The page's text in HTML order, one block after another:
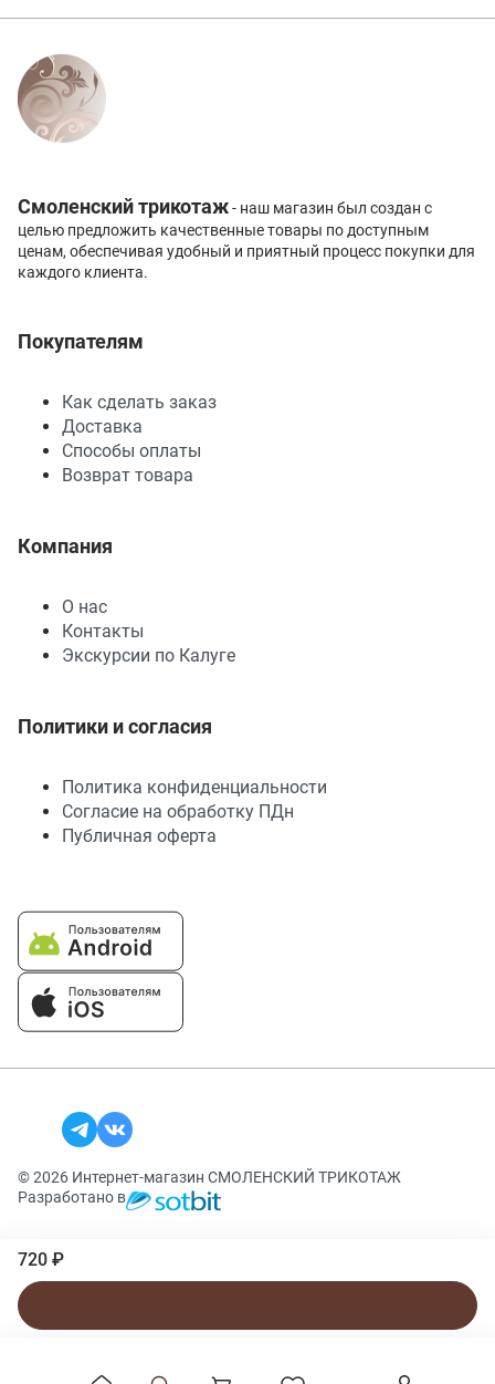
720 ₽
Смоленский трикотаж- наш магазин был создан с
целью предложить качественные товары по доступным
ценам, обеспечивая удобный и приятный процесс покупки для
каждого клиента.
Покупателям
Как сделать заказ
Доставка
Способы оплаты
Возврат товара
Компания
О нас
Контакты
Экскурсии по Калуге
Политики и согласия
Политика конфиденциальности
Согласие на обработку ПДн
Публичная оферта
© 2026 Интернет-магазин СМОЛЕНСКИЙ ТРИКОТАЖ
Разработано в